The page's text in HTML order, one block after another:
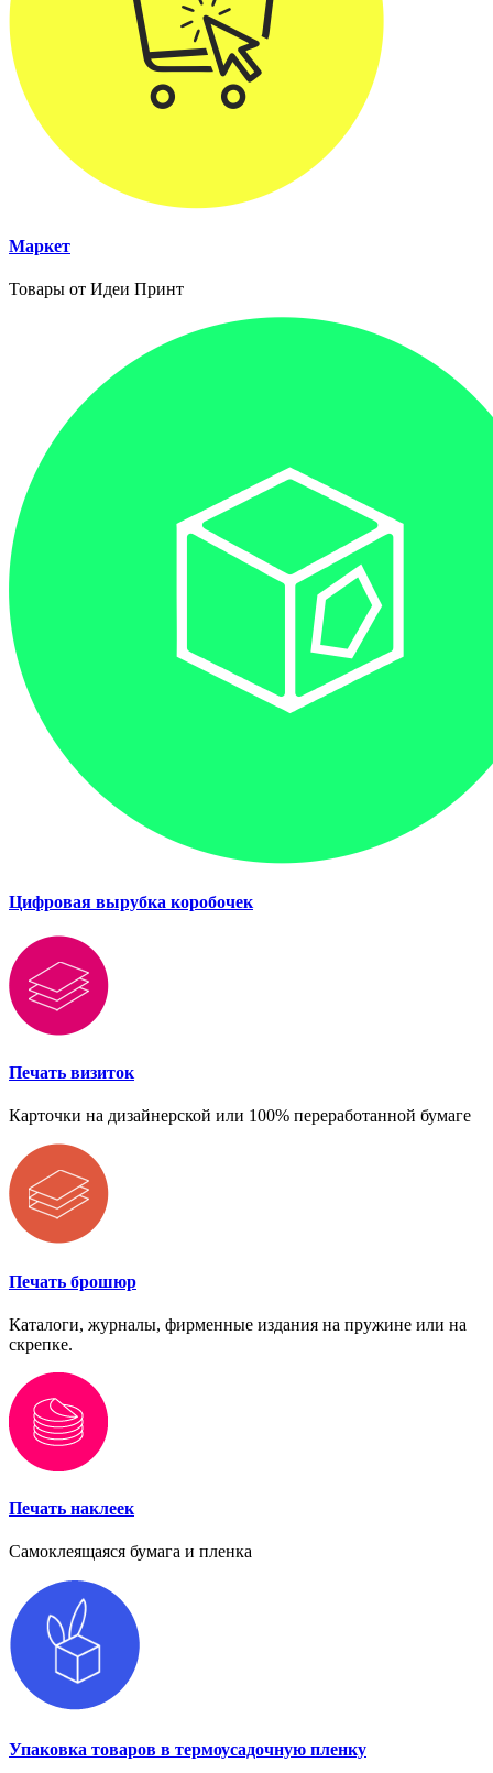
Маркет
Товары от Идеи Принт
Цифровая вырубка коробочек
Печать визиток
Карточки на дизайнерской или 100% переработанной бумаге
Печать брошюр
Каталоги, журналы, фирменные издания на пружине или на
скрепке.
Печать наклеек
Самоклеящаяся бумага и пленка
Упаковка товаров в термоусадочную пленку